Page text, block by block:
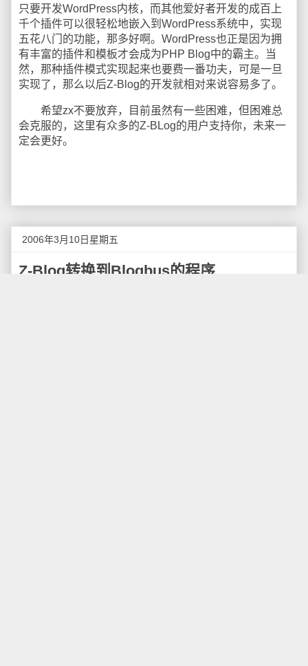
只要开发WordPress内核，而其他爱好者开发的成百上
千个插件可以很轻松地嵌入到WordPress系统中，实现
五花八门的功能，那多好啊。WordPress也正是因为拥
有丰富的插件和模板才会成为PHP Blog中的霸主。当
然，那种插件模式实现起来也要费一番功夫，可是一旦
实现了，那么以后Z-Blog的开发就相对来说容易多了。
希望zx不要放弃，目前虽然有一些困难，但困难总
会克服的，这里有众多的Z-BLog的用户支持你，未来一
定会更好。
2006年3月10日星期五
Z-Blog转换到Blogbus的程序